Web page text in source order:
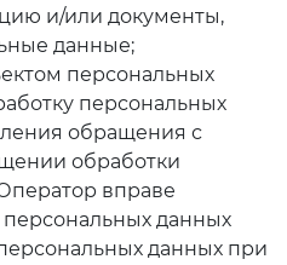
и/или документы,
данные;
персональных
персональных
обращения с
обработки
вправе
данных
данных при